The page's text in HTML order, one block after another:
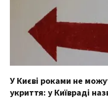
У Києві роками не
укриття: у Київраді